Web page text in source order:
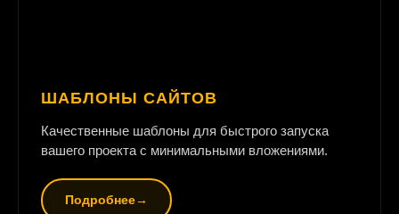
ШАБЛОНЫ САЙТОВ
Качественные шаблоны для быстрого запуска
вашего проекта с минимальными вложениями.
Подробнее